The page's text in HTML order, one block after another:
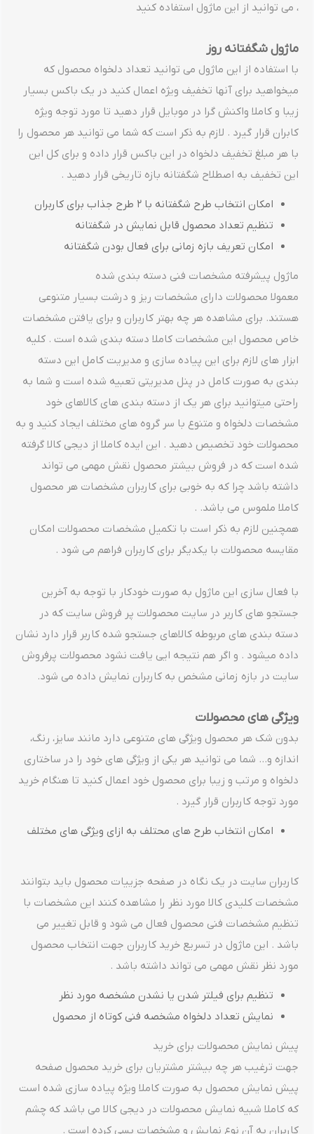
، می توانید از این ماژول استفاده کنید
ماژول شگفتانه روز
با استفاده از این ماژول می توانید تعداد دلخواه محصول که
میخواهید برای آنها تخفیف ویژه اعمال کنید در یک باکس بسیار
زیبا و کاملا واکنش گرا در موبایل قرار دهید تا مورد توجه ویژه
کابران قرار گیرد . لازم به ذکر است که شما می توانید هر محصول را
با هر مبلغ تخفیف دلخواه در این باکس قرار داده و برای کل این
این تخفیف به اصطلاح شگفتانه بازه تاریخی قرار دهید .
امکان انتخاب طرح شگفتانه با 2 طرح جذاب برای کاربران
تنظیم تعداد محصول قابل نمایش در شگفتانه
امکان تعریف بازه زمانی برای فعال بودن شگفتانه
ماژول پیشرفته مشخصات فنی دسته بندی شده
معمولا محصولات دارای مشخصات ریز و درشت بسیار متنوعی
هستند. برای مشاهده هر چه بهتر کاربران و برای یافتن مشخصات
خاص محصول این مشخصات کاملا دسته بندی شده است . کلیه
ابزار های لازم برای این پیاده سازی و مدیریت کامل این دسته
بندی به صورت کامل در پنل مدیریتی تعبیه شده است و شما به
راحتی میتوانید برای هر یک از دسته بندی های کالاهای خود
مشخصات دلخواه و متنوع با سر گروه های مختلف ایجاد کنید و به
محصولات خود تخصیص دهید . این ایده کاملا از دیجی کالا گرفته
شده است که در فروش بیشتر محصول نقش مهمی می تواند
داشته باشد چرا که به خوبی برای کاربران مشخصات هر محصول
کاملا ملموس می باشد. .
همچنین لازم به ذکر است با تکمیل مشخصات محصولات امکان
مقایسه محصولات با یکدیگر برای کاربران فراهم می شود .
با فعال سازی این ماژول به صورت خودکار با توجه به آخرین
جستجو های کاربر در سایت محصولات پر فروش سایت که در
دسته بندی های مربوطه کالاهای جستجو شده کاربر قرار دارد نشان
داده میشود . و اگر هم نتیجه ایی یافت نشود محصولات پرفروش
سایت در بازه زمانی مشخص به کاربران نمایش داده می شود.
ویژگی های محصولات
بدون شک هر محصول ویژگی های متنوعی دارد مانند سایز، رنگ،
اندازه و... شما می توانید هر یکی از ویژگی های خود را در ساختاری
دلخواه و مرتب و زیبا برای محصول خود اعمال کنید تا هنگام خرید
مورد توجه کاربران قرار گیرد .
امکان انتخاب طرح های محتلف به ازای ویژگی های مختلف
کاربران سایت در یک نگاه در صفحه جزییات محصول باید بتوانند
مشخصات کلیدی کالا مورد نظر را مشاهده کنند این مشخصات با
تنظیم مشخصات فنی محصول فعال می شود و قابل تغییر می
باشد . این ماژول در تسریع خرید کاربران جهت انتخاب محصول
مورد نظر نقش مهمی می تواند داشته باشد .
تنظیم برای فیلتر شدن یا نشدن مشخصه مورد نظر
نمایش تعداد دلخواه مشخصه فنی کوتاه از محصول
پیش نمایش محصولات برای خرید
جهت ترغیب هر چه بیشتر مشتریان برای خرید محصول صفحه
پیش نمایش محصول به صورت کاملا ویژه پیاده سازی شده است
که کاملا شبیه نمایش محصولات در دیجی کالا می باشد که چشم
کاربران به آن نوع نمایش و مشخصات بسی کرده است .